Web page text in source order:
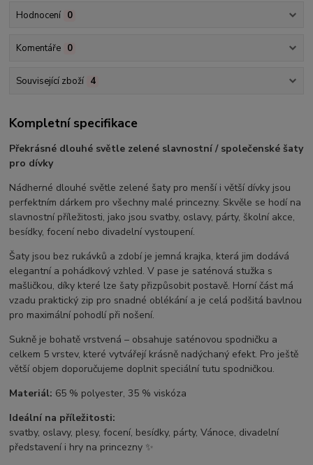
Hodnocení 0
Komentáře 0
Související zboží 4
Kompletní specifikace
Překrásné dlouhé světle zelené slavnostní / společenské šaty
pro dívky
Nádherné dlouhé světle zelené šaty pro menší i větší dívky jsou
perfektním dárkem pro všechny malé princezny. Skvěle se hodí na
slavnostní příležitosti, jako jsou svatby, oslavy, párty, školní akce,
besídky, focení nebo divadelní vystoupení.
Šaty jsou bez rukávků a zdobí je jemná krajka, která jim dodává
elegantní a pohádkový vzhled. V pase je saténová stužka s
mašličkou, díky které lze šaty přizpůsobit postavě. Horní část má
vzadu praktický zip pro snadné oblékání a je celá podšitá bavlnou
pro maximální pohodlí při nošení.
Sukně je bohatě vrstvená – obsahuje saténovou spodničku a
celkem 5 vrstev, které vytvářejí krásně nadýchaný efekt. Pro ještě
větší objem doporučujeme doplnit speciální tutu spodničkou.
Materiál: 65 % polyester, 35 % viskóza
Ideální na příležitosti:
svatby, oslavy, plesy, focení, besídky, párty, Vánoce, divadelní
představení i hry na princezny ✨